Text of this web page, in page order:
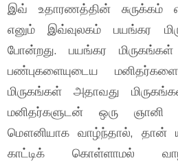
இவ் உதாரணத்தின் சுருக்கம்
எனும் இவ்வுலகம் பயங்கர
போன்றது. பயங்கர
பண்புகளையுடைய
மிருகங்கள் அதாவது
மனிதர்களுடன் ஒரு
மௌனியாக வாழ்ந்தால், தான்
காட்டிக் கொள்ளாமல்